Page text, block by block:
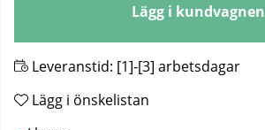
Lägg i kundvagnen
Leveranstid: [1]-[3] arbetsdagar
Lägg i önskelistan